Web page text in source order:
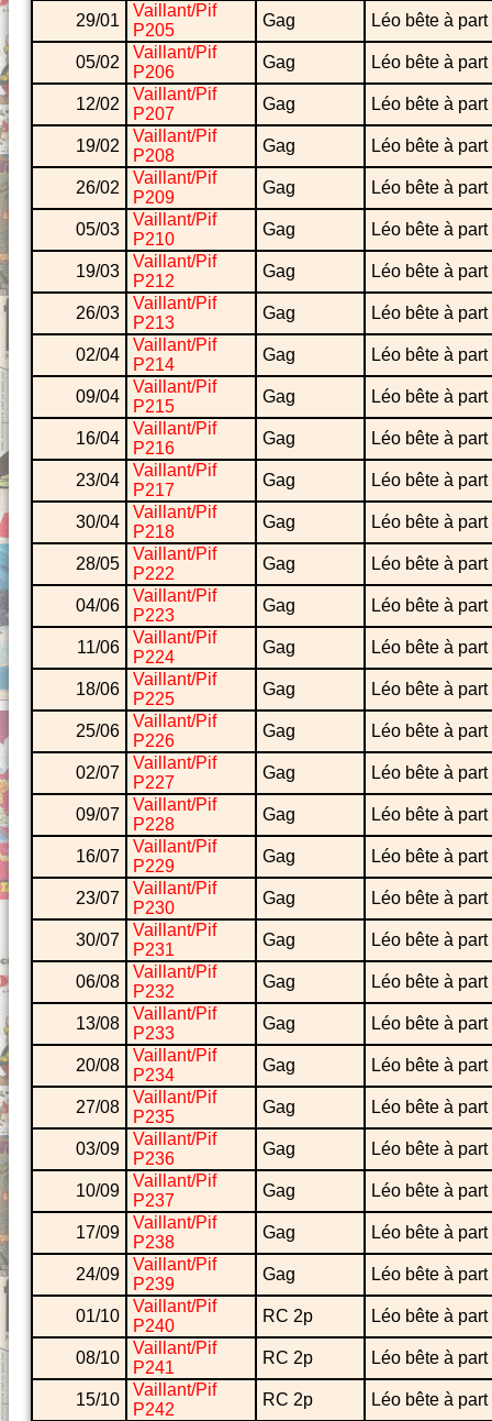
29/01
Vaillant/Pif
P205
Gag Léo bête à part
05/02
Vaillant/Pif
P206
Gag Léo bête à part
12/02
Vaillant/Pif
P207
Gag Léo bête à part
19/02
Vaillant/Pif
P208
Gag Léo bête à part
26/02
Vaillant/Pif
P209
Gag Léo bête à part
05/03
Vaillant/Pif
P210
Gag Léo bête à part
19/03
Vaillant/Pif
P212
Gag Léo bête à part
26/03
Vaillant/Pif
P213
Gag Léo bête à part
02/04
Vaillant/Pif
P214
Gag Léo bête à part
09/04
Vaillant/Pif
P215
Gag Léo bête à part
16/04
Vaillant/Pif
P216
Gag Léo bête à part
23/04
Vaillant/Pif
P217
Gag Léo bête à part
30/04
Vaillant/Pif
P218
Gag Léo bête à part
28/05
Vaillant/Pif
P222
Gag Léo bête à part
04/06
Vaillant/Pif
P223
Gag Léo bête à part
11/06
Vaillant/Pif
P224
Gag Léo bête à part
18/06
Vaillant/Pif
P225
Gag Léo bête à part
25/06
Vaillant/Pif
P226
Gag Léo bête à part
02/07
Vaillant/Pif
P227
Gag Léo bête à part
09/07
Vaillant/Pif
P228
Gag Léo bête à part
16/07
Vaillant/Pif
P229
Gag Léo bête à part
23/07
Vaillant/Pif
P230
Gag Léo bête à part
30/07
Vaillant/Pif
P231
Gag Léo bête à part
06/08
Vaillant/Pif
P232
Gag Léo bête à part
13/08
Vaillant/Pif
P233
Gag Léo bête à part
20/08
Vaillant/Pif
P234
Gag Léo bête à part
27/08
Vaillant/Pif
P235
Gag Léo bête à part
03/09
Vaillant/Pif
P236
Gag Léo bête à part
10/09
Vaillant/Pif
P237
Gag Léo bête à part
17/09
Vaillant/Pif
P238
Gag Léo bête à part
24/09
Vaillant/Pif
P239
Gag Léo bête à part
01/10
Vaillant/Pif
P240
RC 2p Léo bête à part
08/10
Vaillant/Pif
P241
RC 2p Léo bête à part
15/10
Vaillant/Pif
P242
RC 2p Léo bête à part